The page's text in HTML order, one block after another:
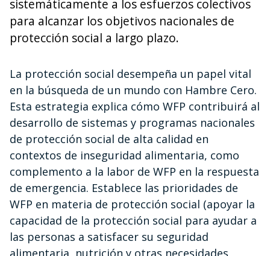
sistemáticamente a los esfuerzos colectivos
para alcanzar los objetivos nacionales de
protección social a largo plazo.
La protección social desempeña un papel vital
en la búsqueda de un mundo con Hambre Cero.
Esta estrategia explica cómo WFP contribuirá al
desarrollo de sistemas y programas nacionales
de protección social de alta calidad en
contextos de inseguridad alimentaria, como
complemento a la labor de WFP en la respuesta
de emergencia. Establece las prioridades de
WFP en materia de protección social (apoyar la
capacidad de la protección social para ayudar a
las personas a satisfacer su seguridad
alimentaria, nutrición y otras necesidades